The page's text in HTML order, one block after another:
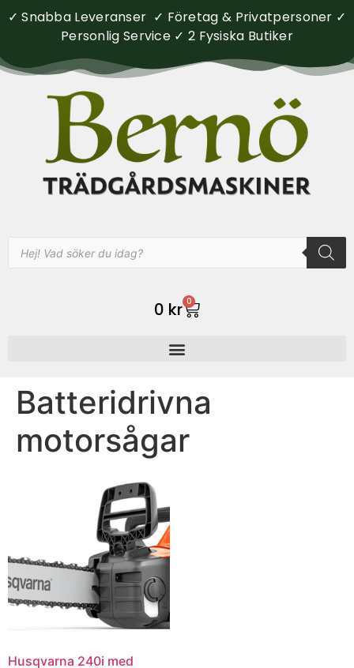
✓ Snabba Leveranser ✓ Företag & Privatpersoner ✓
Personlig Service ✓ 2 Fysiska Butiker
0 kr 0
Batteridrivna
motorsågar
Husqvarna 240i​ med